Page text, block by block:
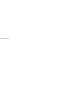
цифровое и